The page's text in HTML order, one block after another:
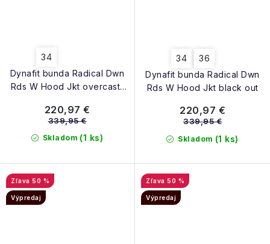
Dynafit bunda Radical Dwn
Rds W Hood Jkt overcast-
34
Skladom (1 ks)
220,97 €
339,95 €
Dynafit bunda Radical Dwn
Rds W Hood Jkt black out
34 36
Skladom (1 ks)
220,97 €
339,95 €
50 %
Výpredaj
50 %
Výpredaj